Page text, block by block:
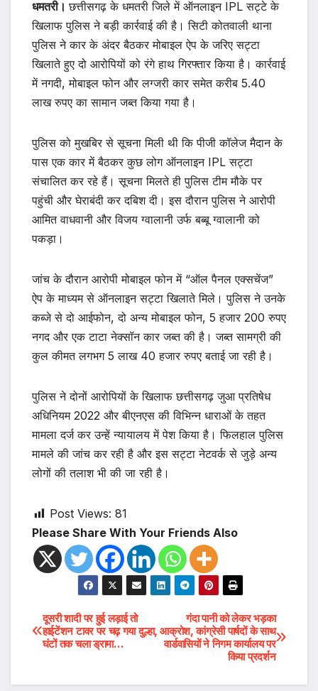
धमतरी।छत्तीसगढ़ के धमतरी जिले में ऑनलाइन IPL सट्टे के
खिलाफ पुलिस ने बड़ी कार्रवाई की है। सिटी कोतवाली थाना
पुलिस ने कार के अंदर बैठकर मोबाइल ऐप के जरिए सट्टा
खिलाते हुए दो आरोपियों को रंगे हाथ गिरफ्तार किया है। कार्रवाई
में नगदी, मोबाइल फोन और लग्जरी कार समेत करीब 5.40
लाख रुपए का सामान जब्त किया गया है।
पुलिस को मुखबिर से सूचना मिली थी कि पीजी कॉलेज मैदान के
पास एक कार में बैठकर कुछ लोग ऑनलाइन IPL सट्टा
संचालित कर रहे हैं। सूचना मिलते ही पुलिस टीम मौके पर
पहुंची और घेराबंदी कर दबिश दी। इस दौरान पुलिस ने आरोपी
आमित वाधवानी और विजय ग्वालानी उर्फ बब्बू ग्वालानी को
पकड़ा।
जांच के दौरान आरोपी मोबाइल फोन में “ऑल पैनल एक्सचेंज”
ऐप के माध्यम से ऑनलाइन सट्टा खिलाते मिले। पुलिस ने उनके
कब्जे से दो आईफोन, दो अन्य मोबाइल फोन, 5 हजार 200 रुपए
नगद और एक टाटा नेक्सॉन कार जब्त की है। जब्त सामग्री की
कुल कीमत लगभग 5 लाख 40 हजार रुपए बताई जा रही है।
पुलिस ने दोनों आरोपियों के खिलाफ छत्तीसगढ़ जुआ प्रतिषेध
अधिनियम 2022 और बीएनएस की विभिन्न धाराओं के तहत
मामला दर्ज कर उन्हें न्यायालय में पेश किया है। फिलहाल पुलिस
मामले की जांच कर रही है और इस सट्टा नेटवर्क से जुड़े अन्य
लोगों की तलाश भी की जा रही है।
Post Views: 81
Please Share With Your Friends Also
Post
navigation
गंदा पानी को लेकर भड़का
आक्रोश, कांग्रेसी पार्षदों के साथ
वार्डवासियों ने निगम कार्यालय पर
किया प्रदर्शन
दूसरी शादी पर हुई लड़ाई तो
हाईटेंशन टावर पर चढ़ गया दुल्हा,
घंटों तक चला ड्रामा…